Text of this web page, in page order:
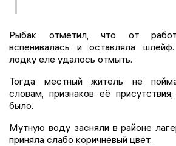
Рыбак отметил, что от
вспенивалась и оставляла
лодку еле удалось отмыть.
Тогда местный житель не
словам, признаков её
было.
Мутную воду засняли в районе
приняла слабо коричневый цвет.